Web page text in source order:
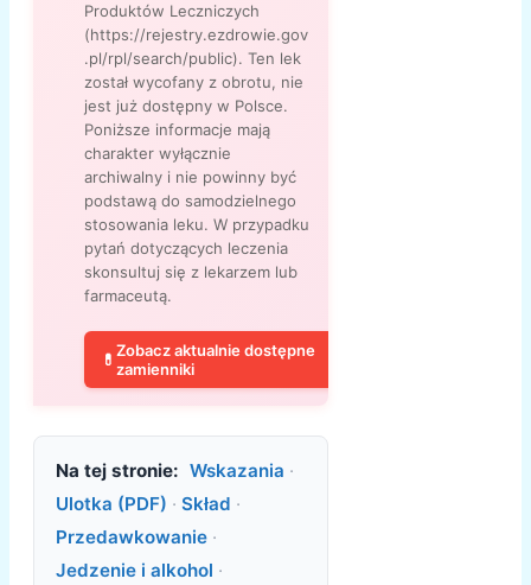
Produktów Leczniczych
(https://rejestry.ezdrowie.gov
.pl/rpl/search/public). Ten lek
został wycofany z obrotu, nie
jest już dostępny w Polsce.
Poniższe informacje mają
charakter wyłącznie
archiwalny i nie powinny być
podstawą do samodzielnego
stosowania leku. W przypadku
pytań dotyczących leczenia
skonsultuj się z lekarzem lub
farmaceutą.
💊 Zobacz aktualnie dostępne
zamienniki
Na tej stronie: Wskazania ·
Ulotka (PDF) · Skład ·
Przedawkowanie ·
Jedzenie i alkohol ·